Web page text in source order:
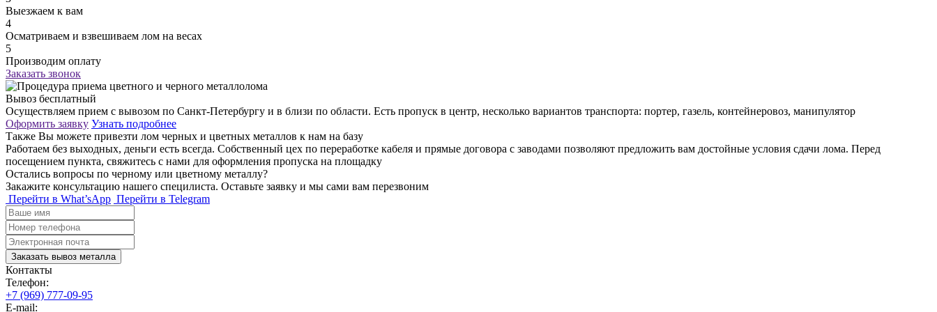
Выезжаем к вам
4
Осматриваем и взвешиваем лом на весах
5
Производим оплату
Заказать звонок
Вывоз бесплатный
Осуществляем прием с вывозом по Санкт-Петербургу и в близи по области. Есть пропуск в центр, несколько вариантов транспорта: портер, газель, контейнеровоз, манипулятор
Оформить заявку Узнать подробнее
Также Вы можете привезти лом черных и цветных металлов к нам на базу
Работаем без выходных, деньги есть всегда. Собственный цех по переработке кабеля и прямые договора с заводами позволяют предложить вам достойные условия сдачи лома. Перед
посещением пункта, свяжитесь с нами для оформления пропуска на площадку
Остались вопросы по черному или цветному металлу?
Закажите консультацию нашего специлиста. Оставьте заявку и мы сами вам перезвоним
Перейти в What’sApp Перейти в Telegram
Заказать вывоз металла
Контакты
Телефон:
+7 (969) 777-09-95
E-mail: